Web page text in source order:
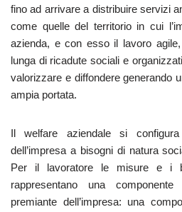
fino ad arrivare a distribuire servizi
come quelle del territorio in cui
azienda, e con esso il lavoro
lunga di ricadute sociali e
valorizzare e diffondere generando
ampia portata.
Il welfare aziendale si
dell’impresa a bisogni di natura
Per il lavoratore le misure e i
rappresentano una
premiante dell’impresa: una